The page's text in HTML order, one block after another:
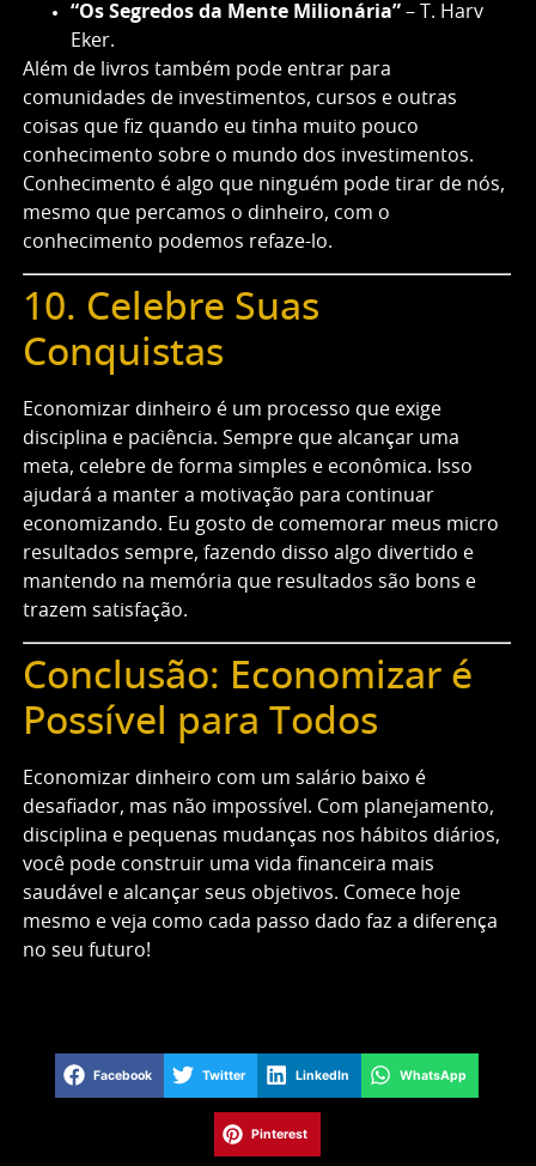
“Os Segredos da Mente Milionária” – T. Harv
Eker.
Além de livros também pode entrar para
comunidades de investimentos, cursos e outras
coisas que fiz quando eu tinha muito pouco
conhecimento sobre o mundo dos investimentos.
Conhecimento é algo que ninguém pode tirar de nós,
mesmo que percamos o dinheiro, com o
conhecimento podemos refaze-lo.
10. Celebre Suas
Conquistas
Economizar dinheiro é um processo que exige
disciplina e paciência. Sempre que alcançar uma
meta, celebre de forma simples e econômica. Isso
ajudará a manter a motivação para continuar
economizando. Eu gosto de comemorar meus micro
resultados sempre, fazendo disso algo divertido e
mantendo na memória que resultados são bons e
trazem satisfação.
Conclusão: Economizar é
Possível para Todos
Economizar dinheiro com um salário baixo é
desafiador, mas não impossível. Com planejamento,
disciplina e pequenas mudanças nos hábitos diários,
você pode construir uma vida financeira mais
saudável e alcançar seus objetivos. Comece hoje
mesmo e veja como cada passo dado faz a diferença
no seu futuro!
Facebook Twitter LinkedIn WhatsApp
Pinterest